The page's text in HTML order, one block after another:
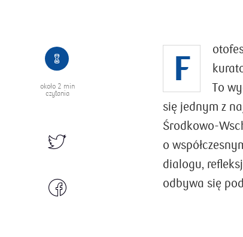
około 2 min
czytania
F
To
się jednym z
Środkowo-
o
dialogu,
odbywa się pod